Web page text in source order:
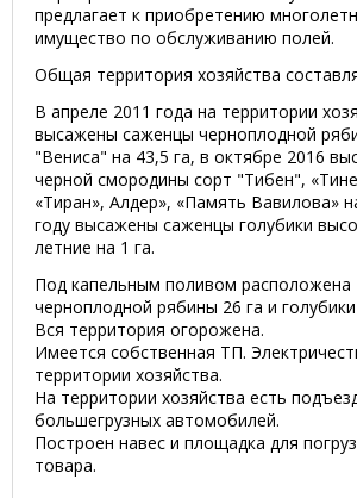
предлагает к приобретению
имущество по обслуживанию полей.
Общая территория хозяйства
В апреле 2011 года на территории
высажены саженцы черноплодной
"Вениса" на 43,5 га, в октябре 2016
черной смородины сорт "Тибен",
«Тиран», Алдер», «Память Вавилова»
году высажены саженцы голубики
летние на 1 га.
Под капельным поливом расположена
черноплодной рябины 26 га и голубики
Вся территория огорожена.
Имеется собственная ТП.
территории хозяйства.
На территории хозяйства есть
большегрузных автомобилей.
Построен навес и площадка для
товара.